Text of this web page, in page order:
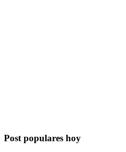
Post populares hoy